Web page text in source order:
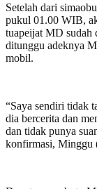
Setelah dari
pukul 01.00 WIB,
tuapeijat MD sudah
ditunggu adeknya
mobil.
“Saya sendiri tidak
dia bercerita dan
dan tidak punya
konfirmasi, Minggu